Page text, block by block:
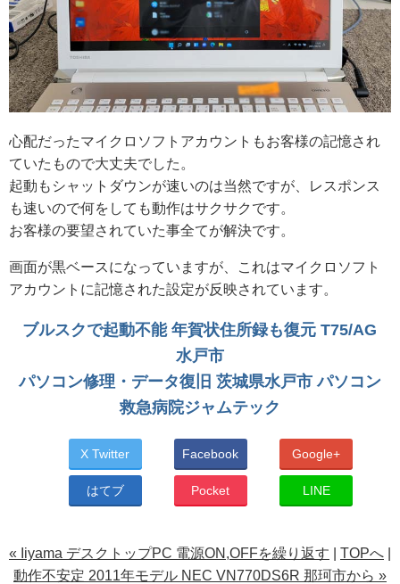
心配だったマイクロソフトアカウントもお客様の記憶され
ていたもので大丈夫でした。
起動もシャットダウンが速いのは当然ですが、レスポンス
も速いので何をしても動作はサクサクです。
お客様の要望されていた事全てが解決です。
画面が黒ベースになっていますが、これはマイクロソフト
アカウントに記憶された設定が反映されています。
ブルスクで起動不能 年賀状住所録も復元 T75/AG
水戸市
パソコン修理・データ復旧 茨城県水戸市 パソコン
救急病院ジャムテック
X Twitter Facebook Google+
はてブ Pocket LINE
« Iiyama デスクトップPC 電源ON,OFFを繰り返す TOPへ
動作不安定 2011年モデル NEC VN770DS6R 那珂市から »